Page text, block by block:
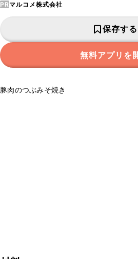
PRマルコメ株式会社
保存する
無料アプリを
豚肉のつぶみそ焼き